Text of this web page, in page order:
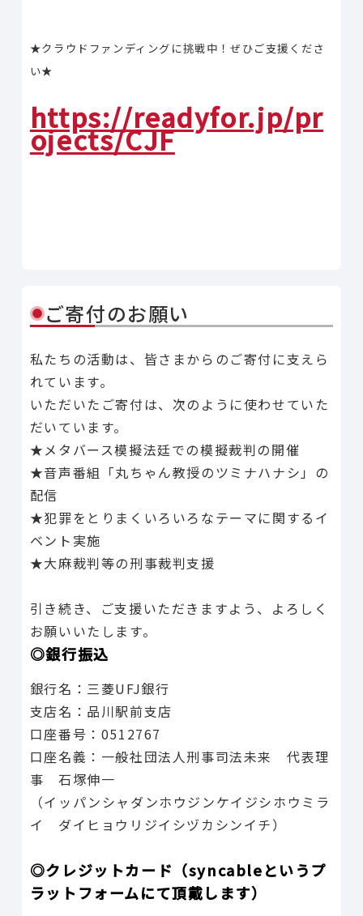
★クラウドファンディングに挑戦中！ぜひご支援くださ
い★
https://readyfor.jp/pr
ojects/CJF
ご寄付のお願い
私たちの活動は、皆さまからのご寄付に支えら
れています。
いただいたご寄付は、次のように使わせていた
だいています。
★メタバース模擬法廷での模擬裁判の開催
★音声番組「丸ちゃん教授のツミナハナシ」の
配信
★犯罪をとりまくいろいろなテーマに関するイ
ベント実施
★大麻裁判等の刑事裁判支援
引き続き、ご支援いただきますよう、よろしく
お願いいたします。
◎銀行振込
銀行名：三菱UFJ銀行
支店名：品川駅前支店
口座番号：0512767
口座名義：一般社団法人刑事司法未来 代表理
事 石塚伸一
（イッパンシャダンホウジンケイジシホウミラ
イ ダイヒョウリジイシヅカシンイチ）
◎クレジットカード（syncableというプ
ラットフォームにて頂戴します）